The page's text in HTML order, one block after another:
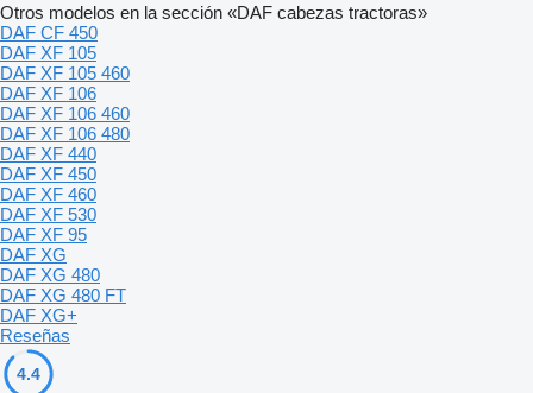
Otros modelos en la sección «DAF cabezas tractoras»
DAF CF 450
DAF XF 105
DAF XF 105 460
DAF XF 106
DAF XF 106 460
DAF XF 106 480
DAF XF 440
DAF XF 450
DAF XF 460
DAF XF 530
DAF XF 95
DAF XG
DAF XG 480
DAF XG 480 FT
DAF XG+
Reseñas
4.4